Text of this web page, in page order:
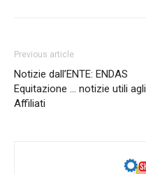
Previous article
Notizie dall’ENTE: ENDAS
Equitazione … notizie utili agli
Affiliati